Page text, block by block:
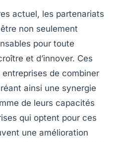
actuel, les partenariats
non seulement
pour toute
et d’innover. Ces
de combiner
ainsi une synergie
de leurs capacités
qui optent pour ces
une amélioration